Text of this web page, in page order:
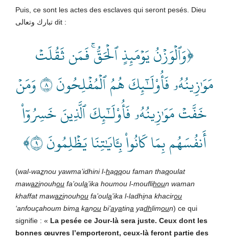
Puis, ce sont les actes des esclaves qui seront pesés. Dieu
تبارك وتعالى dit :
﴿وَٱلۡوَزۡنُ يَوۡمَئِذٍ ٱلۡحَقُّۚ فَمَن ثَقُلَتۡ
مَوَٰزِينُهُۥ فَأُوْلَـٰٓئِكَ هُمُ ٱلۡمُفۡلِحُونَ ٨ وَمَنۡ
خَفَّتۡ مَوَٰزِينُهُۥ فَأُوْلَـٰٓئِكَ ٱلَّذِينَ خَسِرُوٓاْ
أَنفُسَهُم بِمَا كَانُواْ بِ‍َٔايَٰتِنَا يَظۡلِمُونَ ٩﴾
(wal-waznou yawma’idhini l-haqqou faman thaqoulat
mawazinouhou fa’oula’ika houmou l-mouflihoun waman
khaffat mawazinouhou fa’oula’ika l-ladhina khacirou
‘anfouçahoum bima kanou bi’ayatina yadhlimoun) ce qui
signifie : « La pesée ce Jour-là sera juste. Ceux dont les
bonnes œuvres l’emporteront, ceux-là feront partie des